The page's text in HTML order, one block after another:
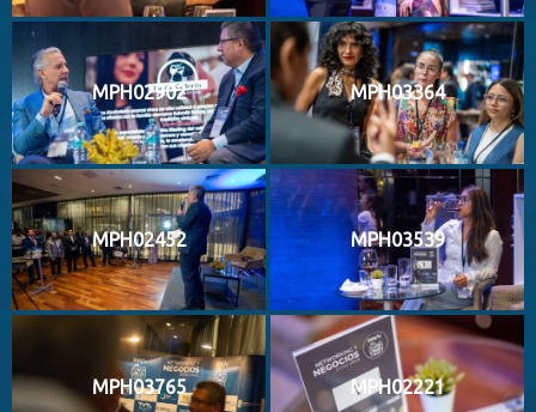
MPH02902 MPH03364
MPH02452 MPH03539
MPH03765 MPH02221